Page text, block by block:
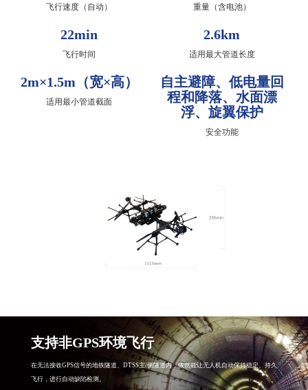
飞行速度（自动） 重量（含电池）
22min
飞行时间
2.6km
适用最大管道长度
2m×1.5m（宽×高）
适用最小管道截面
自主避障、低电量回
程和降落、水面漂
浮、旋翼保护
安全功能
支持非GPS环境飞行
在无法接收GPS信号的地铁隧道、DTSS主/侧隧道内，依然能让无人机自动保持稳定、持久
飞行，进行自动缺陷检测。